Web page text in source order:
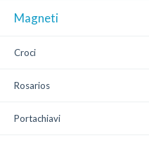
Magneti
Croci
Rosarios
Portachiavi